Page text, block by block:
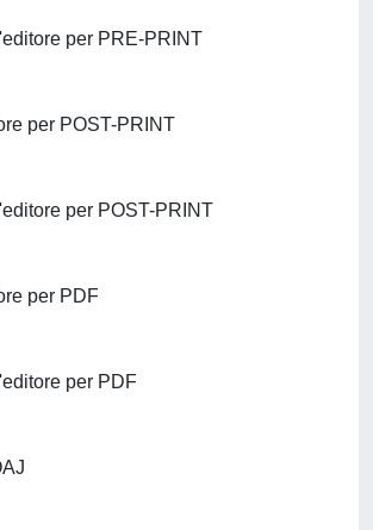
per PRE-PRINT
per POST-PRINT
per POST-PRINT
per PDF
per PDF